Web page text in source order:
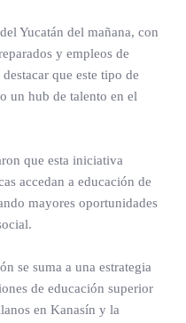
Yucatán del mañana, con
y empleos de
que este tipo de
un hub de talento en el
que esta iniciativa
accedan a educación de
mayores oportunidades
se suma a una estrategia
de educación superior
en Kanasín y la